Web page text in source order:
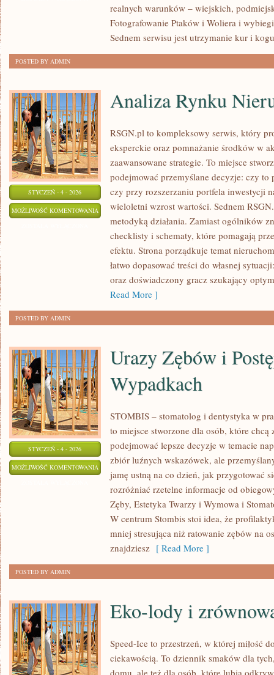
WYPOSAŻENIE
realnych warunków – wiejskich,
Fotografowanie Ptaków i Woliera i
Sednem serwisu jest utrzymanie kur i
POSTED BY ADMIN
STYCZEŃ - 4 - 2026
MOŻLIWOŚĆ KOMENTOWANIA ANALIZA
RYNKU
NIERUCHOMOŚCI
Analiza Rynku
RSGN.pl to kompleksowy serwis, który
eksperckie oraz pomnażanie środków w
zaawansowane strategie. To miejsce
podejmować przemyślane decyzje: czy
czy przy rozszerzaniu portfela inwestycji
wieloletni wzrost wartości. Sednem
metodyką działania. Zamiast ogólników
checklisty i schematy, które pomagają
efektu. Strona porządkuje temat
łatwo dopasować treści do własnej
oraz doświadczony gracz szukający
Read More ]
POSTED BY ADMIN
STYCZEŃ - 4 - 2026
MOŻLIWOŚĆ KOMENTOWANIA
ZĘBÓW
POSTĘPOWANIE
Urazy Zębów i
Wypadkach
STOMBIS – stomatolog i dentystyka w
to miejsce stworzone dla osób, które
podejmować lepsze decyzje w temacie
zbiór luźnych wskazówek, ale
jamę ustną na co dzień, jak przygotować
rozróżniać rzetelne informacje od
Zęby, Estetyka Twarzy i Wymowa i
W centrum Stombis stoi idea, że
mniej stresująca niż ratowanie zębów na
znajdziesz [ Read More ]
POSTED BY ADMIN
Eko-lody i
Speed-Ice to przestrzeń, w której miłość
ciekawością. To dziennik smaków dla
domu, ale też dla osób, które lubią